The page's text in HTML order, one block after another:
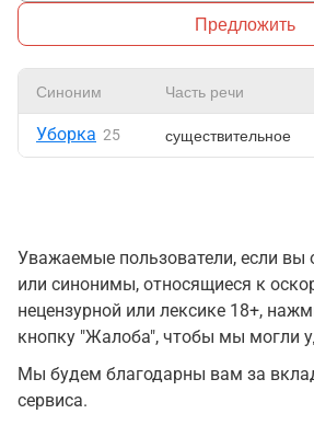
Предложить
Синоним Часть речи
Уборка 25 существительное
Уважаемые пользователи, если вы
или синонимы, относящиеся к
нецензурной или лексике 18+,
кнопку "Жалоба", чтобы мы могли
Мы будем благодарны вам за
сервиса.